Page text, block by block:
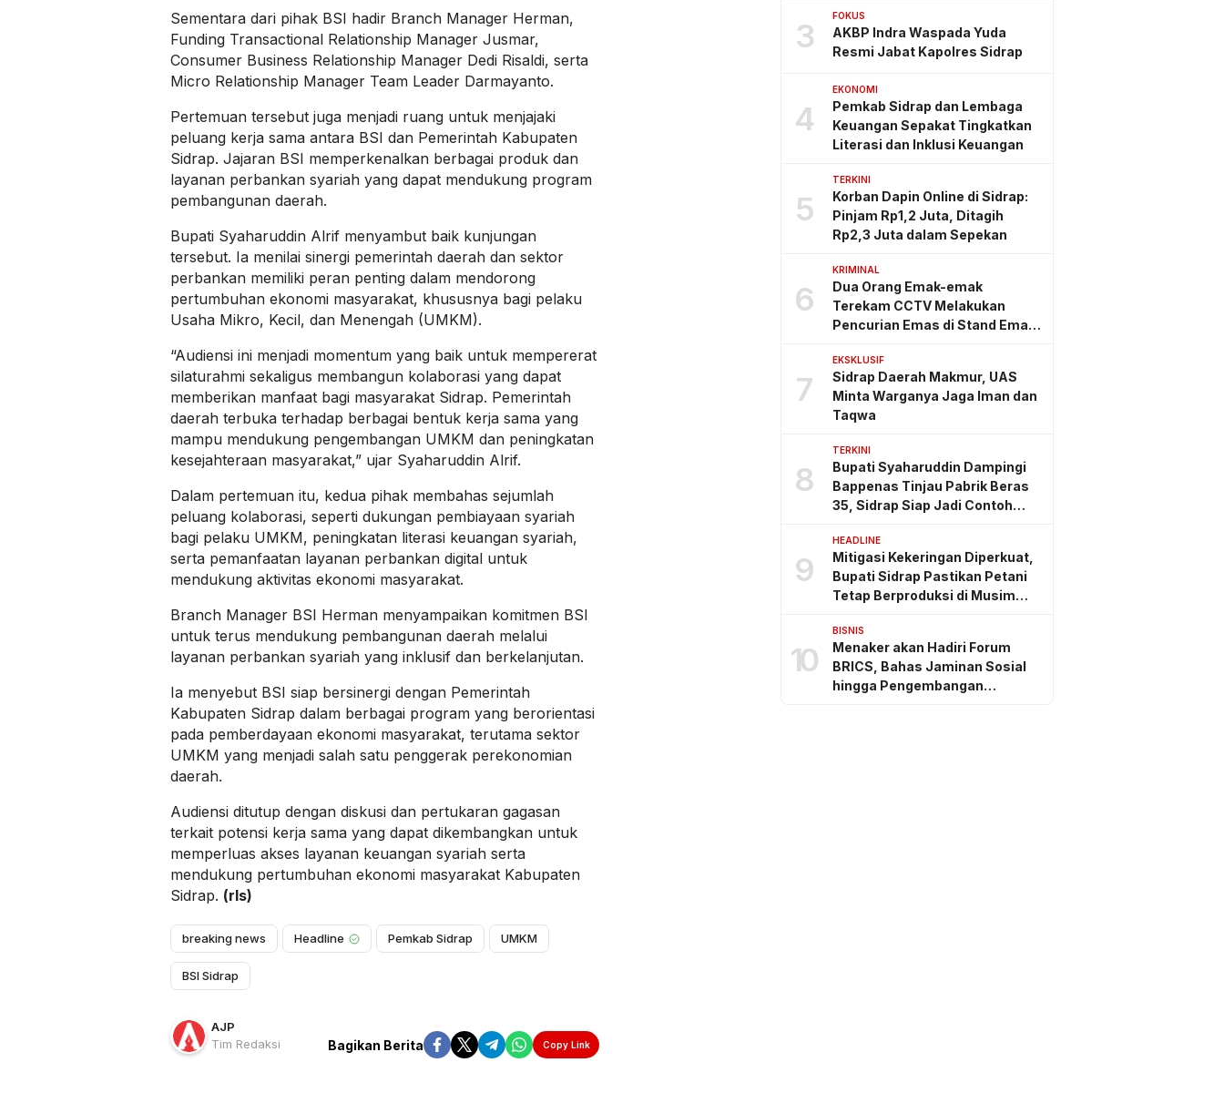
Sementara dari pihak BSI hadir Branch Manager Herman,
Funding Transactional Relationship Manager Jusmar,
Consumer Business Relationship Manager Dedi Risaldi, serta
Micro Relationship Manager Team Leader Darmayanto.
Pertemuan tersebut juga menjadi ruang untuk menjajaki
peluang kerja sama antara BSI dan Pemerintah Kabupaten
Sidrap. Jajaran BSI memperkenalkan berbagai produk dan
layanan perbankan syariah yang dapat mendukung program
pembangunan daerah.
Bupati Syaharuddin Alrif menyambut baik kunjungan
tersebut. Ia menilai sinergi pemerintah daerah dan sektor
perbankan memiliki peran penting dalam mendorong
pertumbuhan ekonomi masyarakat, khususnya bagi pelaku
Usaha Mikro, Kecil, dan Menengah (UMKM).
“Audiensi ini menjadi momentum yang baik untuk mempererat
silaturahmi sekaligus membangun kolaborasi yang dapat
memberikan manfaat bagi masyarakat Sidrap. Pemerintah
daerah terbuka terhadap berbagai bentuk kerja sama yang
mampu mendukung pengembangan UMKM dan peningkatan
kesejahteraan masyarakat,” ujar Syaharuddin Alrif.
Dalam pertemuan itu, kedua pihak membahas sejumlah
peluang kolaborasi, seperti dukungan pembiayaan syariah
bagi pelaku UMKM, peningkatan literasi keuangan syariah,
serta pemanfaatan layanan perbankan digital untuk
mendukung aktivitas ekonomi masyarakat.
Branch Manager BSI Herman menyampaikan komitmen BSI
untuk terus mendukung pembangunan daerah melalui
layanan perbankan syariah yang inklusif dan berkelanjutan.
Ia menyebut BSI siap bersinergi dengan Pemerintah
Kabupaten Sidrap dalam berbagai program yang berorientasi
pada pemberdayaan ekonomi masyarakat, terutama sektor
UMKM yang menjadi salah satu penggerak perekonomian
daerah.
Audiensi ditutup dengan diskusi dan pertukaran gagasan
terkait potensi kerja sama yang dapat dikembangkan untuk
memperluas akses layanan keuangan syariah serta
mendukung pertumbuhan ekonomi masyarakat Kabupaten
Sidrap. (rls)
breaking news Headline Pemkab Sidrap UMKM
BSI Sidrap
AJP
Tim Redaksi
Bagikan Berita Copy Link
3
FOKUS
AKBP Indra Waspada Yuda
Resmi Jabat Kapolres Sidrap
4
EKONOMI
Pemkab Sidrap dan Lembaga
Keuangan Sepakat Tingkatkan
Literasi dan Inklusi Keuangan
5
TERKINI
Korban Dapin Online di Sidrap:
Pinjam Rp1,2 Juta, Ditagih
Rp2,3 Juta dalam Sepekan
6
KRIMINAL
Dua Orang Emak-emak
Terekam CCTV Melakukan
Pencurian Emas di Stand Emas
7
EKSKLUSIF
Sidrap Daerah Makmur, UAS
Minta Warganya Jaga Iman dan
Taqwa
8
TERKINI
Bupati Syaharuddin Dampingi
Bappenas Tinjau Pabrik Beras
35, Sidrap Siap Jadi Contoh
9
HEADLINE
Mitigasi Kekeringan Diperkuat,
Bupati Sidrap Pastikan Petani
Tetap Berproduksi di Musim
10
BISNIS
Menaker akan Hadiri Forum
BRICS, Bahas Jaminan Sosial
hingga Pengembangan